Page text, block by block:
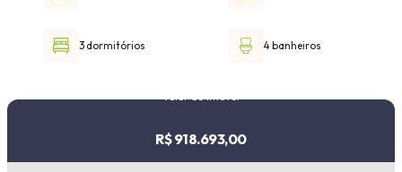
3 dormitórios 4 banheiros
R$ 918.693,00